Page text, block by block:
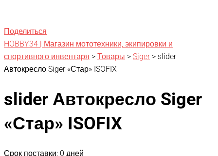
Поделиться
HOBBY34 | Магазин мототехники, экипировки и
спортивного инвентаря > Товары > Siger > slider
Автокресло Siger «Стар» ISOFIX
slider Автокресло Siger
«Стар» ISOFIX
Срок поставки: 0 дней